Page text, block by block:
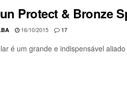
Protect & Bronze
16/10/2015 17
é um grande e indispensável